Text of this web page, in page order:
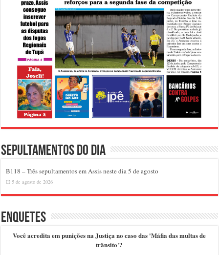
Sepultamentos do dia
B118 – Três sepultamentos em Assis neste dia 5 de agosto
5 de agosto de 2026
Enquetes
Você acredita em punições na Justiça no caso das 'Máfia das multas de
trânsito'?